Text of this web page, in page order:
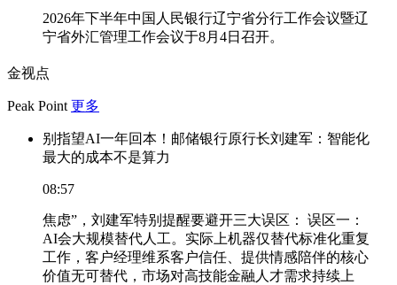
2026年下半年中国人民银行辽宁省分行工作会议暨辽
宁省外汇管理工作会议于8月4日召开。
金视点
Peak Point 更多
别指望AI一年回本！邮储银行原行长刘建军：智能化
最大的成本不是算力
08:57
焦虑”，刘建军特别提醒要避开三大误区： 误区一：
AI会大规模替代人工。实际上机器仅替代标准化重复
工作，客户经理维系客户信任、提供情感陪伴的核心
价值无可替代，市场对高技能金融人才需求持续上